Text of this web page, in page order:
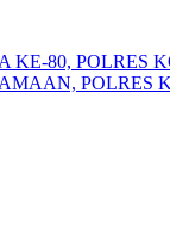
KE-80, POLRES